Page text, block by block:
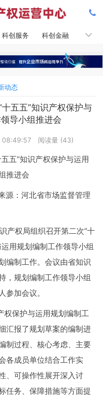
科创服务 科创金融 知产课
动态
五五”知识产权保护与
导小组推进会
08:49:57 阅读量 (43)
五”知识产权保护与运用
推进会
源：河北省市场监督管理
产权局组织召开第二次“十
用规划编制工作领导小组
编制工作。会议由省知识
，规划编制工作领导小组
参加会议。
权保护与运用规划编制工
汇报了规划草案的编制进
制过程、核心考虑、主要
各成员单位结合工作实
、可操作性展开深入讨
任务、保障措施等方面提